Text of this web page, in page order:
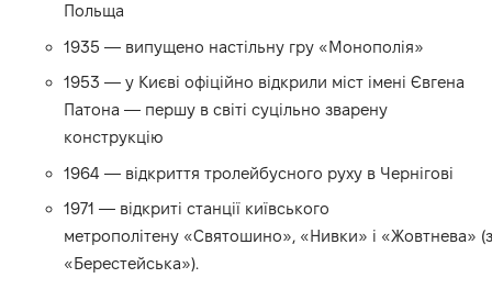
Польща
1935 — випущено настільну гру «Монополія»
1953 — у Києві офіційно відкрили міст імені Євгена
Патона — першу в світі суцільно зварену
конструкцію
1964 — відкриття тролейбусного руху в Чернігові
1971 — відкриті станції київського
метрополітену «Святошино», «Нивки» і «Жовтнева»
«Берестейська»).